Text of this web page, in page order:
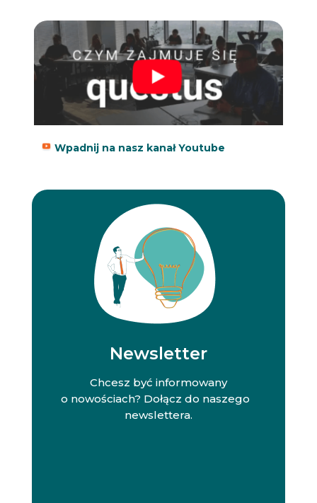
Wpadnij na nasz kanał Youtube
Newsletter
Chcesz być informowany
o nowościach? Dołącz do naszego
newslettera.